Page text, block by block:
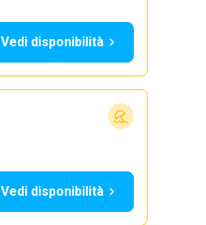
Vedi disponibilità
Vedi disponibilità